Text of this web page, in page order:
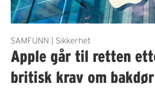
SAMFUNN | Sikkerhet
Apple går til retten
britisk krav om bakdør